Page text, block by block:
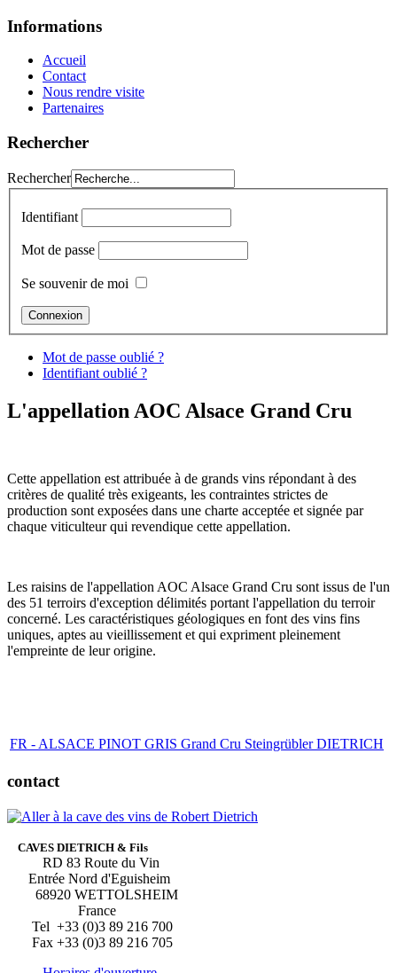
Informations
Accueil
Contact
Nous rendre visite
Partenaires
Rechercher
Rechercher
Identifiant
Mot de passe
Se souvenir de moi
Mot de passe oublié ?
Identifiant oublié ?
L'appellation AOC Alsace Grand Cru
Cette appellation est attribuée à de grands vins répondant à des
critères de qualité très exigeants, les contraintes strictes de
production sont exposées dans une charte acceptée et signée par
chaque viticulteur qui revendique cette appellation.
Les raisins de l'appellation AOC Alsace Grand Cru sont issus de l'un
des 51 terroirs d'exception délimités portant l'appellation du terroir
concerné. Les caractéristiques géologiques en font des vins fins
uniques, aptes au vieillissement et qui expriment pleinement
l'empreinte de leur origine.
FR - ALSACE PINOT GRIS Grand Cru Steingrübler DIETRICH
contact
CAVES DIETRICH & Fils
RD 83 Route du Vin
Entrée Nord d'Eguisheim
68920 WETTOLSHEIM
France
Tel +33 (0)3 89 216 700
Fax +33 (0)3 89 216 705